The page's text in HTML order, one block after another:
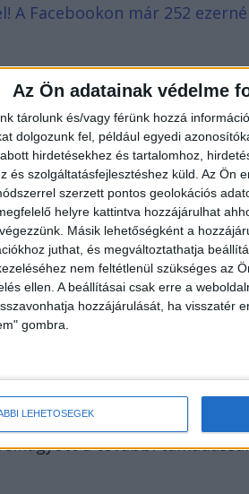
Az Ön adatainak védelme
tárolunk és/vagy férünk hozzá
dolgozunk fel, például egyedi
hirdetésekhez és tartalomhoz,
és szolgáltatásfejlesztéshez küld. Az Ön
szerzett pontos geolokációs
helyre kattintva hozzájárulhat
Másik lehetőségként a
juthat, és megváltoztathatja
nem feltétlenül szükséges az
ellen. A beállításai csak erre a
hozzájárulását, ha visszatér
gombra.
LEHETŐSÉGEK
Facebookon már 252
és a ruháját rángatta.
a további